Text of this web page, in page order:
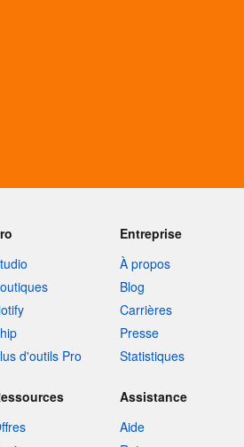
d'outils Pro
Entreprise
À propos
Blog
Carrières
Presse
Statistiques
Assistance
Aide